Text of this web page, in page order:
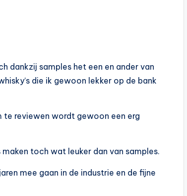
dankzij samples het een en ander van
die ik gewoon lekker op de bank
te reviewen wordt gewoon een erg
toch wat leuker dan van samples.
mee gaan in de industrie en de fijne